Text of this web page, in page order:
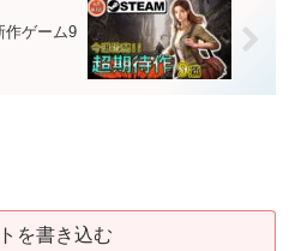
作ゲーム9
を書き込む